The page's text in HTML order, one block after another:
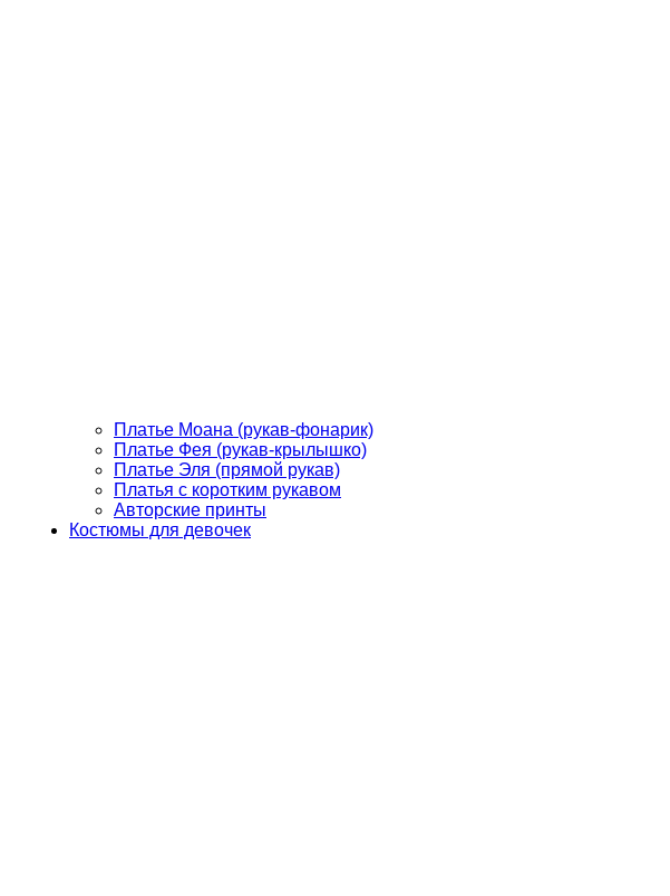
Платье Моана (рукав-фонарик)
Платье Фея (рукав-крылышко)
Платье Эля (прямой рукав)
Платья с коротким рукавом
Авторские принты
Костюмы для девочек